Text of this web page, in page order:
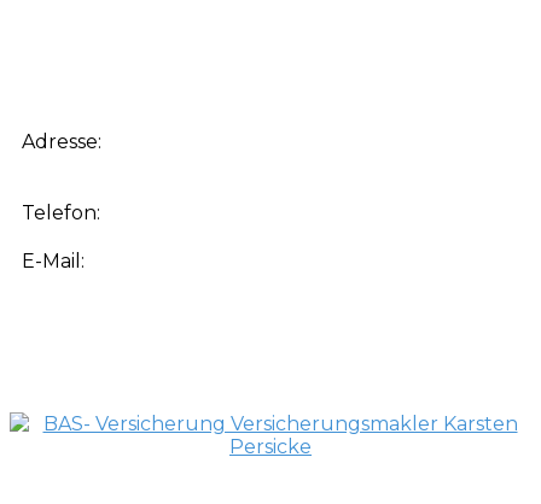
Adresse:
Telefon:
E-Mail: